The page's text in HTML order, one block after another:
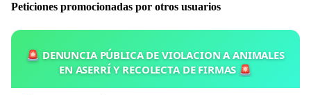
Peticiones promocionadas por otros usuarios
🚨 DENUNCIA PÚBLICA DE VIOLACION A ANIMALES
EN ASERRÍ Y RECOLECTA DE FIRMAS 🚨